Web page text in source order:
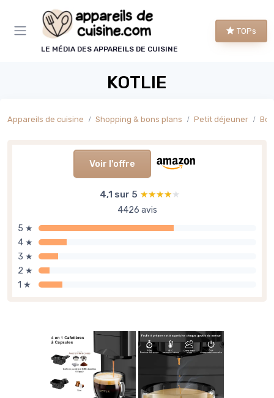
LE MÉDIA DES APPAREILS DE CUISINE
TOPs
KOTLIE
Appareils de cuisine Shopping & bons plans Petit déjeuner
Voir l'offre
4,1 sur 5 ★★★★★
★★★★★
4426 avis
5 ★
4 ★
3 ★
2 ★
1 ★
Panneau de gestion des cookies